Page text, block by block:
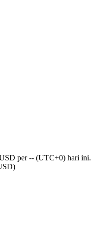
per -- (UTC+0) hari ini.